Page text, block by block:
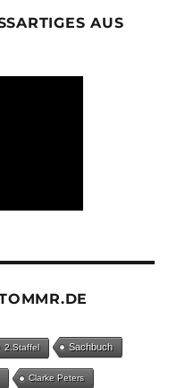
AUS D
2.Staffel Sachbuch
Clarke Peters